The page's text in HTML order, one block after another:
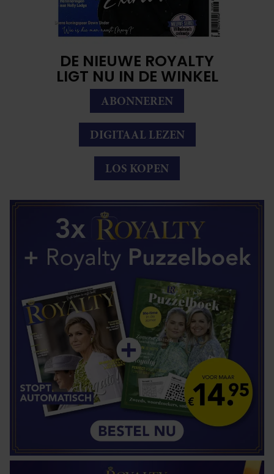
DE NIEUWE ROYALTY
LIGT NU IN DE WINKEL
ABONNEREN
DIGITAAL LEZEN
LOS KOPEN